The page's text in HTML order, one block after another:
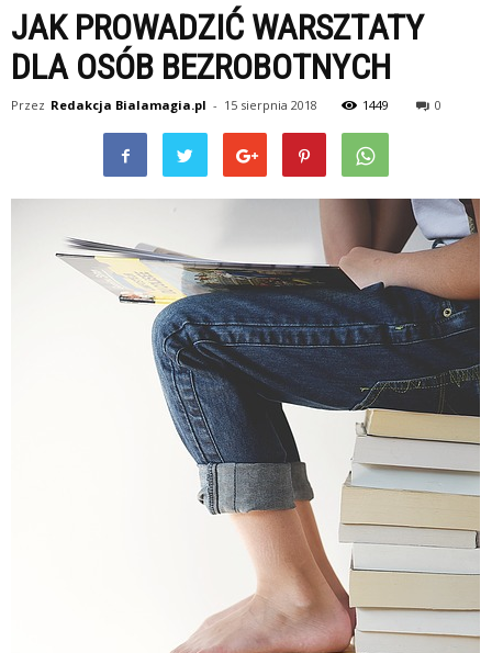
JAK PROWADZIĆ WARSZTATY
DLA OSÓB BEZROBOTNYCH
Przez Redakcja Bialamagia.pl - 15 sierpnia 2018 1449 0